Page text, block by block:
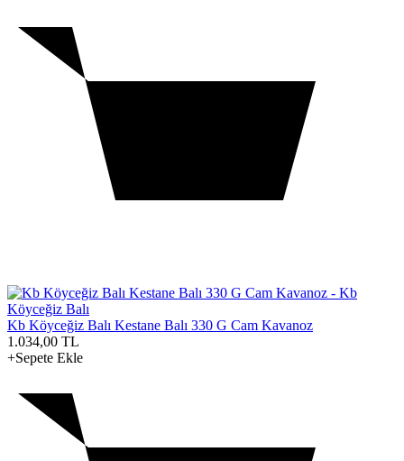
Kb Köyceğiz Balı Kestane Balı 330 G Cam Kavanoz
1.034,00 TL
+Sepete Ekle